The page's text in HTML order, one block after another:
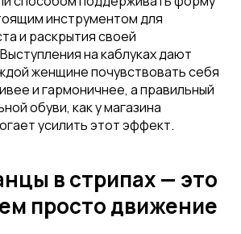
инструментом для
и раскрытия своей
на каблуках дают
женщине почувствовать себя
и гармоничнее, а правильный
обуви, как у магазина
усилить этот эффект.
в стрипах — это
просто движение